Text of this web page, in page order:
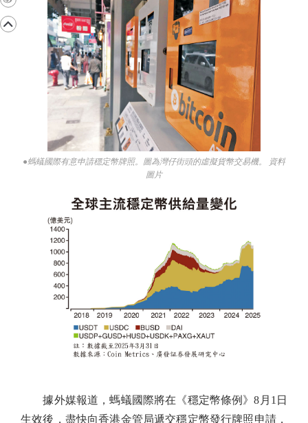
●螞蟻國際有意申請穩定幣牌照。圖為灣仔街頭的虛擬貨幣交易機。 資料
圖片
據外媒報道，螞蟻國際將在《穩定幣條例》8月1日
生效後，盡快向香港金管局遞交穩定幣發行牌照申請，